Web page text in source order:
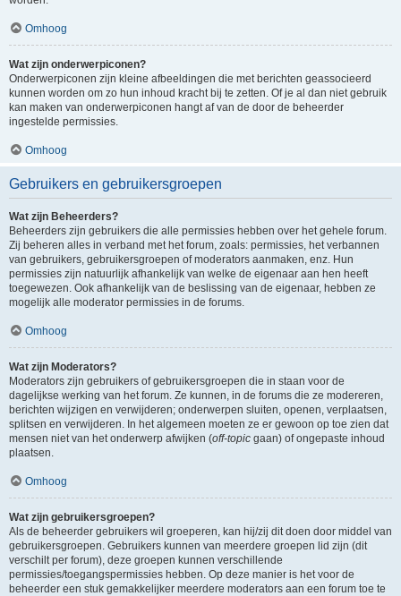
Omhoog
Wat zijn onderwerpiconen?
Onderwerpiconen zijn kleine afbeeldingen die met berichten geassocieerd
kunnen worden om zo hun inhoud kracht bij te zetten. Of je al dan niet gebruik
kan maken van onderwerpiconen hangt af van de door de beheerder
ingestelde permissies.
Omhoog
Gebruikers en gebruikersgroepen
Wat zijn Beheerders?
Beheerders zijn gebruikers die alle permissies hebben over het gehele forum.
Zij beheren alles in verband met het forum, zoals: permissies, het verbannen
van gebruikers, gebruikersgroepen of moderators aanmaken, enz. Hun
permissies zijn natuurlijk afhankelijk van welke de eigenaar aan hen heeft
toegewezen. Ook afhankelijk van de beslissing van de eigenaar, hebben ze
mogelijk alle moderator permissies in de forums.
Omhoog
Wat zijn Moderators?
Moderators zijn gebruikers of gebruikersgroepen die in staan voor de
dagelijkse werking van het forum. Ze kunnen, in de forums die ze modereren,
berichten wijzigen en verwijderen; onderwerpen sluiten, openen, verplaatsen,
splitsen en verwijderen. In het algemeen moeten ze er gewoon op toe zien dat
mensen niet van het onderwerp afwijken (off-topic gaan) of ongepaste inhoud
plaatsen.
Omhoog
Wat zijn gebruikersgroepen?
Als de beheerder gebruikers wil groeperen, kan hij/zij dit doen door middel van
gebruikersgroepen. Gebruikers kunnen van meerdere groepen lid zijn (dit
verschilt per forum), deze groepen kunnen verschillende
permissies/toegangspermissies hebben. Op deze manier is het voor de
beheerder een stuk gemakkelijker meerdere moderators aan een forum toe te